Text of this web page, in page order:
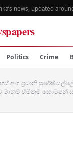
news, updated
Politics Crime
අංශ ප්‍රධානී සුරේෂ්
මානව හිමිකම් කොමිෂන්